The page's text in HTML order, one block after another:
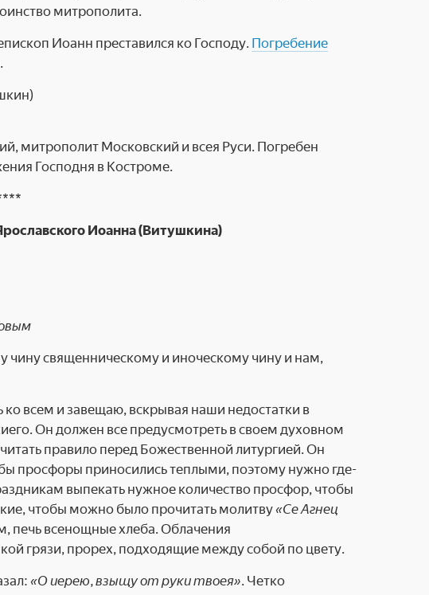
митрополита.
Иоанн преставился ко Господу.Погребение
митрополит Московский и всея Руси. Погребен
Господня в Костроме.
Иоанна (Витушкина)
священническому и иноческому чину и нам,
всем и завещаю, вскрывая наши недостатки в
Он должен все предусмотреть в своем духовном
правило перед Божественной литургией. Он
просфоры приносились теплыми, поэтому нужно где-
выпекать нужное количество просфор, чтобы
чтобы можно было прочитать молитву«Се Агнец
печь всенощные хлеба. Облачения
грязи, прорех, подходящие между собой по цвету.
«О иерею, взыщу от руки твоея». Четко